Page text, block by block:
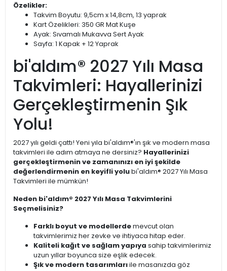
Özelikler:
Takvim Boyutu: 9,5cm x 14,8cm, 13 yaprak
Kart Özelikleri: 350 GR Mat Kuşe
Ayak: Sıvamalı Mukavva Sert Ayak
Sayfa: 1 Kapak + 12 Yaprak
bi'aldım® 2027 Yılı Masa
Takvimleri: Hayallerinizi
Gerçekleştirmenin Şık
Yolu!
2027 yılı geldi çattı! Yeni yıla bi'aldım®'ın şık ve modern masa
takvimleri ile adım atmaya ne dersiniz? Hayallerinizi
gerçekleştirmenin ve zamanınızı en iyi şekilde
değerlendirmenin en keyifli yolubi'aldım® 2027 Yılı Masa
Takvimleri ile mümkün!
Neden bi'aldım® 2027 Yılı Masa Takvimlerini
Seçmelisiniz?
Farklı boyut ve modellerdemevcut olan
takvimlerimiz her zevke ve ihtiyaca hitap eder.
Kaliteli kağıt ve sağlam yapıya sahip takvimlerimiz
uzun yıllar boyunca size eşlik edecek.
Şık ve modern tasarımlarıile masanızda göz